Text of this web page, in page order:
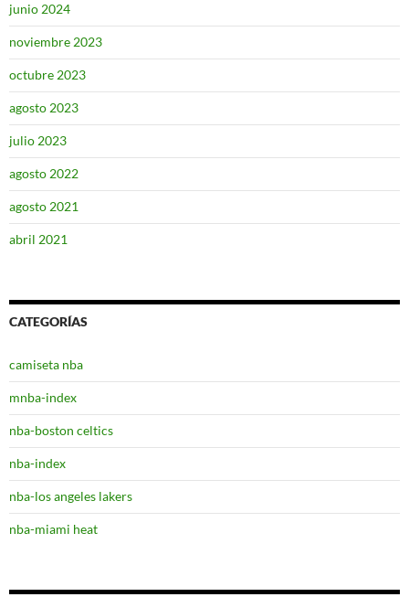
junio 2024
noviembre 2023
octubre 2023
agosto 2023
julio 2023
agosto 2022
agosto 2021
abril 2021
CATEGORÍAS
camiseta nba
mnba-index
nba-boston celtics
nba-index
nba-los angeles lakers
nba-miami heat